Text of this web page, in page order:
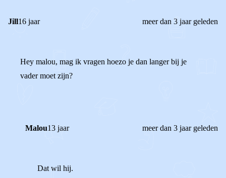
Jill16 jaar meer dan 3 jaar geleden
Hey malou, mag ik vragen hoezo je dan langer bij je
vader moet zijn?
Malou13 jaar meer dan 3 jaar geleden
Dat wil hij.